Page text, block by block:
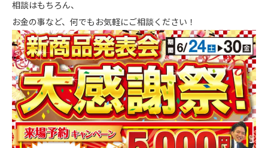
相談はもちろん、
お金の事など、何でもお気軽にご相談ください！